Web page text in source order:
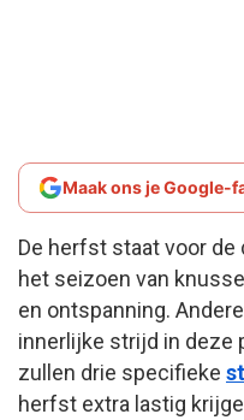
Maak ons je Google-
De herfst staat voor
het seizoen van
en ontspanning.
innerlijke strijd in deze
zullen drie specifieke
herfst extra lastig